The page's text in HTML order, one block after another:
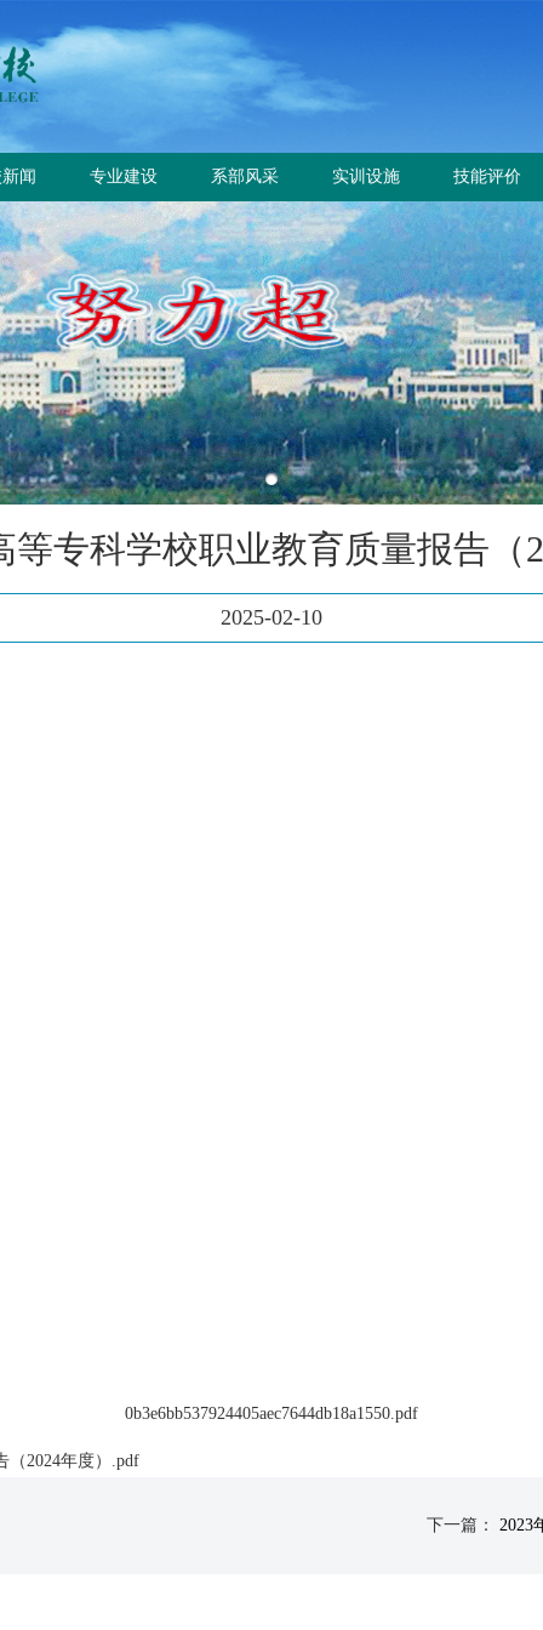
闻
闻
告
专业建设
专业设置
方案标准建设
教材课程建设
师资队伍建设
实训资源建设
学生技能大赛
系部风采
电气工程系
电气自动化系
动力工程系
计量工程系
信息工程系
基础教学部
实训设施
总体简介
重点实训室
技能评价
工作信息
政策规定
评价计划
证书查询
专科学校职业教育质量报告（
2025-02-10
0b3e6bb537924405aec7644db18a1550.pdf
（2024年度）.pdf
下一篇： 2023